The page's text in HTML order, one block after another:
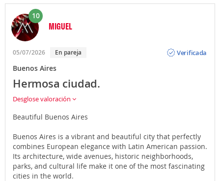
10
MIGUEL
05/07/2026 En pareja
Verificada
Buenos Aires
Hermosa ciudad.
Desglose valoración
Beautiful Buenos Aires
Buenos Aires is a vibrant and beautiful city that perfectly
combines European elegance with Latin American passion.
Its architecture, wide avenues, historic neighborhoods,
parks, and cultural life make it one of the most fascinating
cities in the world.